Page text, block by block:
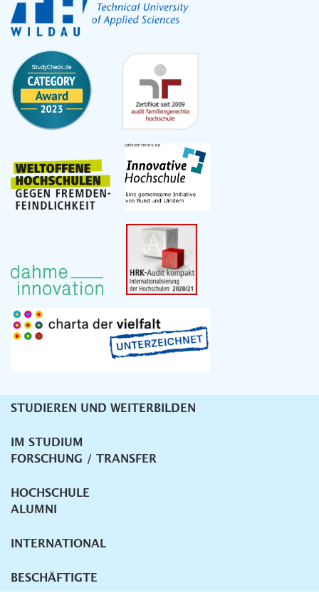
Unternavigation
STUDIEREN UND WEITERBILDEN
IM STUDIUM
FORSCHUNG / TRANSFER
HOCHSCHULE
ALUMNI
INTERNATIONAL
BESCHÄFTIGTE